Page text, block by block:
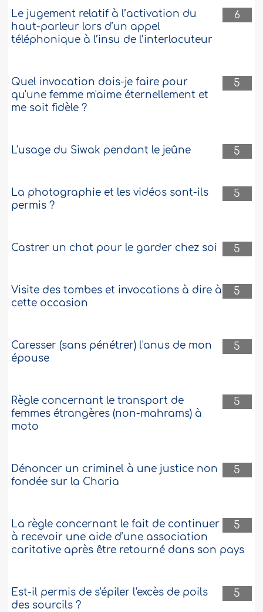
6
Le jugement relatif à l’activation du
haut-parleur lors d’un appel
téléphonique à l’insu de l’interlocuteur
5
Quel invocation dois-je faire pour
qu'une femme m'aime éternellement et
me soit fidèle ?
5
L'usage du Siwak pendant le jeûne
5
La photographie et les vidéos sont-ils
permis ?
5
Castrer un chat pour le garder chez soi
5
Visite des tombes et invocations à dire à
cette occasion
5
Caresser (sans pénétrer) l'anus de mon
épouse
5
Règle concernant le transport de
femmes étrangères (non-mahrams) à
moto
5
Dénoncer un criminel à une justice non
fondée sur la Charia
5
La règle concernant le fait de continuer
à recevoir une aide d’une association
caritative après être retourné dans son pays
5
Est-il permis de s'épiler l'excès de poils
des sourcils ?